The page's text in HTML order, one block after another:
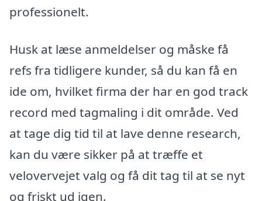
professionelt.
Husk at læse anmeldelser og måske få
refs fra tidligere kunder, så du kan få en
ide om, hvilket firma der har en god track
record med tagmaling i dit område. Ved
at tage dig tid til at lave denne research,
kan du være sikker på at træffe et
velovervejet valg og få dit tag til at se nyt
og friskt ud igen.